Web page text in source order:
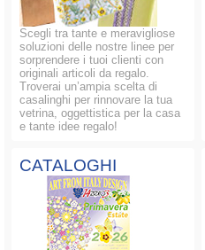
Scegli tra tante e meravigliose
soluzioni delle nostre linee per
sorprendere i tuoi clienti con
originali articoli da regalo.
Troverai un’ampia scelta di
casalinghi per rinnovare la tua
vetrina, oggettistica per la casa
e tante idee regalo!
CATALOGHI